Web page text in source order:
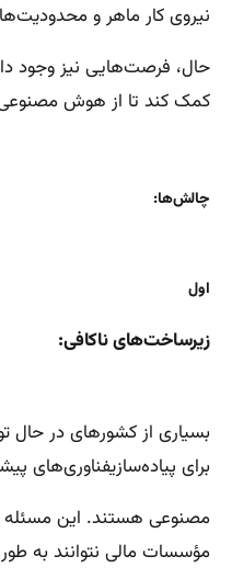
نیروی کار ماهر و
حال، فرصت‌هایی نیز وجود
کمک کند تا از هوش مصنوعی
چالش‌ها:
اول
زیرساخت‌های ناکافی:
بسیاری از کشورهای در حال
برای پیاده‌سازیفناوری‌های
مصنوعی هستند. این مسئله
مؤسسات مالی نتوانند به